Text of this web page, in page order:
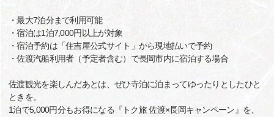
・最大7泊分まで利用可能
・宿泊は1泊7,000円以上が対象
・宿泊予約は「住吉屋公式サイト」から現地払いで予約
・佐渡汽船利用者（予定者含む）で長岡市内に宿泊する場合
佐渡観光を楽しんだあとは、ぜひ寺泊に泊まってゆったりとしたひと
ときを。
1泊で5,000円分もお得になる『トク旅 佐渡×長岡キャンペーン』を、